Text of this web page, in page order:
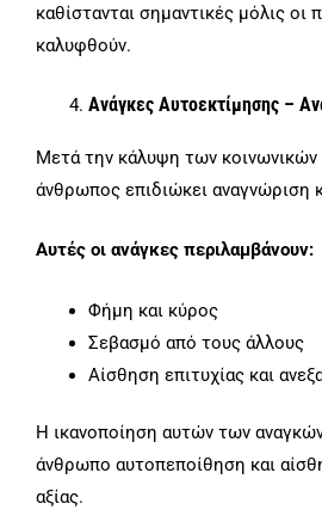
καθίστανται σημαντικές μόλις οι
καλυφθούν.
Ανάγκες Αυτοεκτίμησης –
Μετά την κάλυψη των κοινωνικών
άνθρωπος επιδιώκει αναγνώριση
Αυτές οι ανάγκες περιλαμβάνουν:
Φήμη και κύρος
Σεβασμό από τους άλλους
Αίσθηση επιτυχίας και
Η ικανοποίηση αυτών των
άνθρωπο αυτοπεποίθηση και
αξίας.